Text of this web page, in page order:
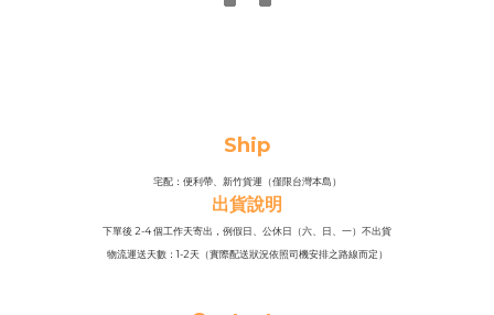
Ship
宅配：便利帶、新竹貨運（僅限台灣本島）
出貨說明
下單後 2-4 個工作天寄出，例假日、公休日（六、日、一）不出貨
物流運送天數：1-2天（實際配送狀況依照司機安排之路線而定）